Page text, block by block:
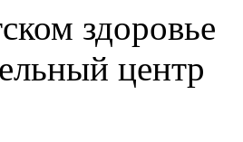
здоровье
центр